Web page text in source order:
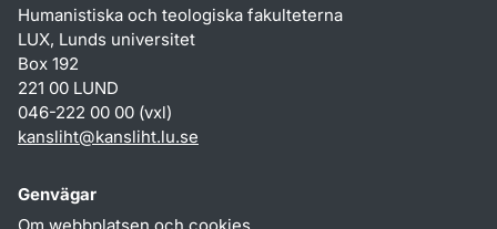
Humanistiska och teologiska fakulteterna
LUX, Lunds universitet
Box 192
221 00 LUND
046-222 00 00 (vxl)
kansliht@kansliht.lu.se
Genvägar